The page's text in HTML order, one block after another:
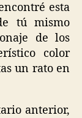
esta
tú mismo
de los
color
un rato en
anterior,